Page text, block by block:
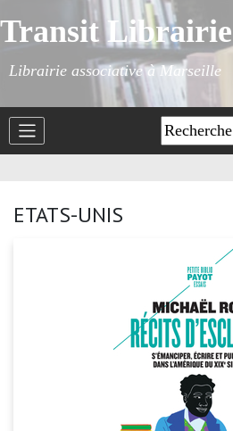
Transit Librairie
Librairie associative à Marseille
ETATS-UNIS